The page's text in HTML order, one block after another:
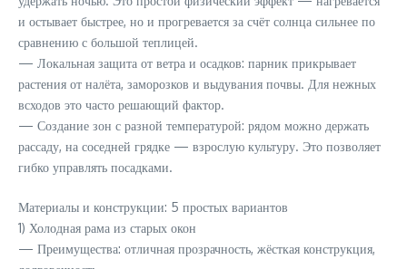
и остывает быстрее, но и прогревается за счёт солнца сильнее по
сравнению с большой теплицей.
— Локальная защита от ветра и осадков: парник прикрывает
растения от налёта, заморозков и выдувания почвы. Для нежных
всходов это часто решающий фактор.
— Создание зон с разной температурой: рядом можно держать
рассаду, на соседней грядке — взрослую культуру. Это позволяет
гибко управлять посадками.
Материалы и конструкции: 5 простых вариантов
1) Холодная рама из старых окон
— Преимущества: отличная прозрачность, жёсткая конструкция,